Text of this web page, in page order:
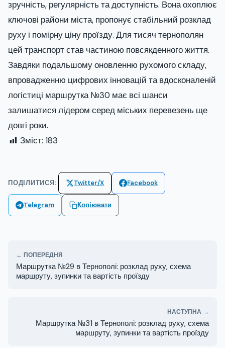
зручність, регулярність та доступність. Вона охоплює
ключові райони міста, пропонує стабільний розклад
руху і помірну ціну проїзду. Для тисяч тернополян
цей транспорт став частиною повсякденного життя.
Завдяки подальшому оновленню рухомого складу,
впровадженню цифрових інновацій та вдосконаленій
логістиці маршрутка №30 має всі шанси
залишатися лідером серед міських перевезень ще
довгі роки.
Зміст: 183
ПОДІЛИТИСЯ: Twitter/X Facebook
Telegram Копіювати
← ПОПЕРЕДНЯ
Маршрутка №29 в Тернополі: розклад руху, схема
маршруту, зупинки та вартість проїзду
НАСТУПНА →
Маршрутка №31 в Тернополі: розклад руху, схема
маршруту, зупинки та вартість проїзду